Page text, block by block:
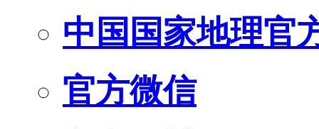
中国国家地理官
官方微信